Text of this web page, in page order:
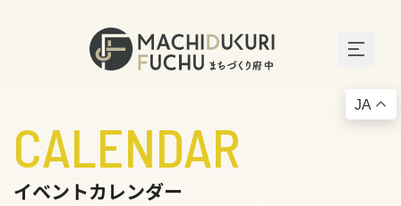
CALENDAR
イベントカレンダー
JA